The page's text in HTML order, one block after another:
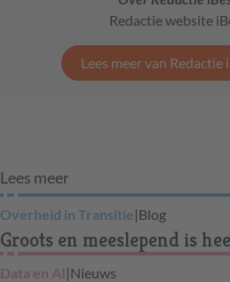
Redactie website
Lees meer van Redactie
Lees meer
Overheid in Transitie|Blog
Groots en meeslepend is
Data en AI |Nieuws